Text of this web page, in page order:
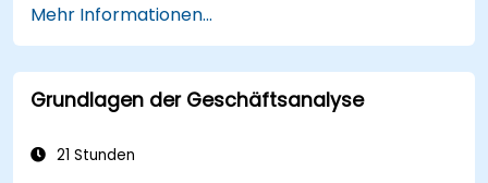
durchführen, um die Anforderungen der
Stakeholder zu ermitteln
Geschäftsanalyse-Techniken anwenden, um
zentrale Probleme sowie Potenziale in Ihrem
Effektive Anforderungs- und
Mehr Informationen...
Grundlagen der Geschäftsanalyse
21 Stunden